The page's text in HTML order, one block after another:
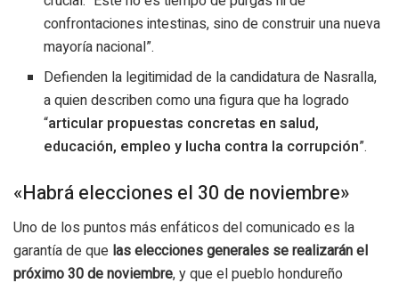
confrontaciones intestinas, sino de construir una nueva
mayoría nacional”.
Defienden la legitimidad de la candidatura de Nasralla,
a quien describen como una figura que ha logrado
“articular propuestas concretas en salud,
educación, empleo y lucha contra la corrupción”.
«Habrá elecciones el 30 de noviembre»
Uno de los puntos más enfáticos del comunicado es la
garantía de que las elecciones generales se realizarán el
próximo 30 de noviembre, y que el pueblo hondureño